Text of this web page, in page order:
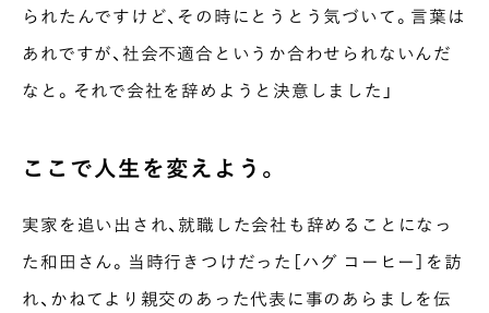
られたんですけど、その時にとうとう気づいて。言葉は
あれですが、社会不適合というか合わせられないんだ
なと。それで会社を辞めようと決意しました」
ここで人生を変えよう。
実家を追い出され、就職した会社も辞めることになっ
た和田さん。当時行きつけだった［ハグ コーヒー］を訪
れ、かねてより親交のあった代表に事のあらましを伝